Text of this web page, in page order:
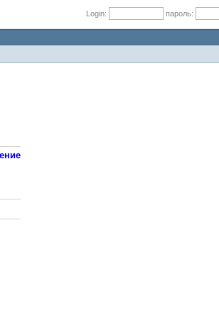
Login: пароль: